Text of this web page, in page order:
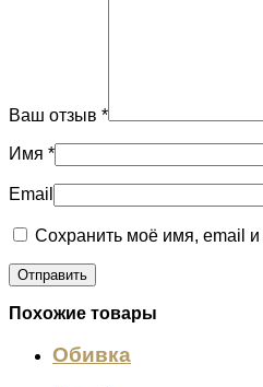
Ваш отзыв *
Имя *
Email
Сохранить моё имя, email
Похожие товары
Обивка